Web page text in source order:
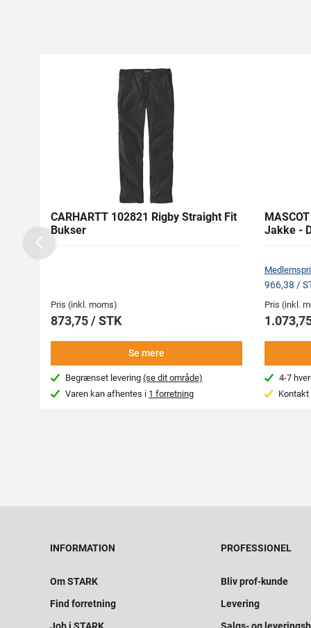
CARHARTT 102821 Rigby Straight Fit
Bukser
Pris (inkl. moms)
873,75 / STK
Se mere
Begrænset levering(se dit område)
Varen kan afhentes i 1 forretning
Jakke -
966,38 /
Pris (inkl.
4-7
Previous
INFORMATION
Om STARK
Find forretning
PROFESSIONEL
Bliv prof-kunde
Levering